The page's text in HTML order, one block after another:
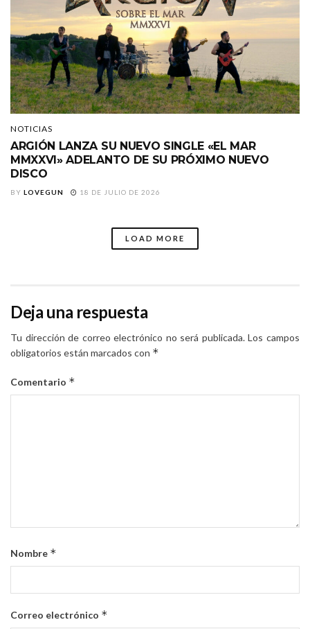
NOTICIAS
ARGIÓN LANZA SU NUEVO SINGLE «EL MAR
MMXXVI» ADELANTO DE SU PRÓXIMO NUEVO
DISCO
BY LOVEGUN 18 DE JULIO DE 2026
LOAD MORE
Deja una respuesta
Tu dirección de correo electrónico no será publicada. Los campos
obligatorios están marcados con *
Comentario *
Nombre *
Correo electrónico *